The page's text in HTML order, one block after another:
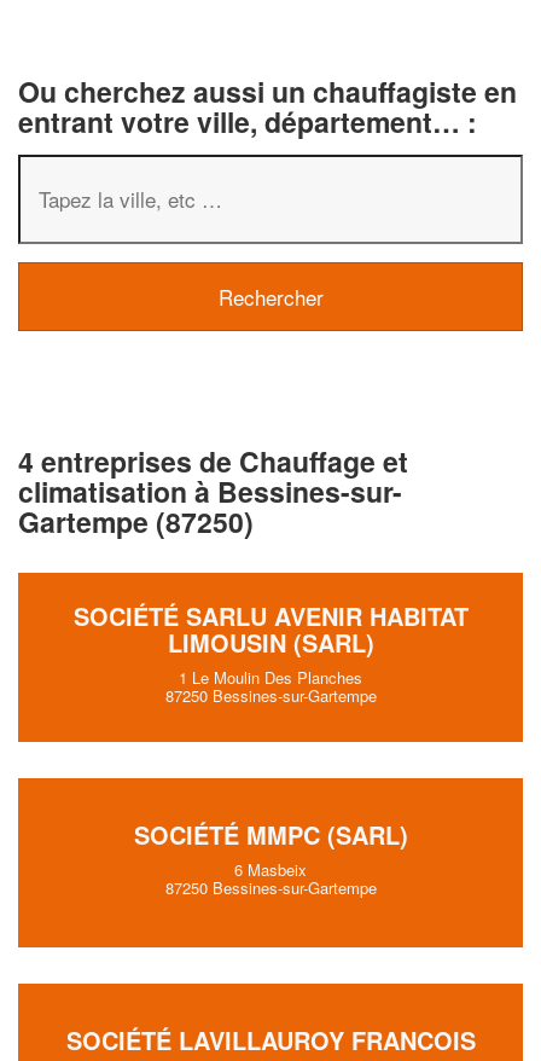
Ou cherchez aussi un chauffagiste en
entrant votre ville, département… :
4 entreprises de Chauffage et
climatisation à Bessines-sur-
Gartempe (87250)
SOCIÉTÉ SARLU AVENIR HABITAT
LIMOUSIN (SARL)
1 Le Moulin Des Planches
87250 Bessines-sur-Gartempe
SOCIÉTÉ MMPC (SARL)
6 Masbeix
87250 Bessines-sur-Gartempe
SOCIÉTÉ LAVILLAUROY FRANCOIS